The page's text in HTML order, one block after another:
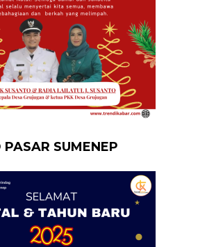
SUMENEP